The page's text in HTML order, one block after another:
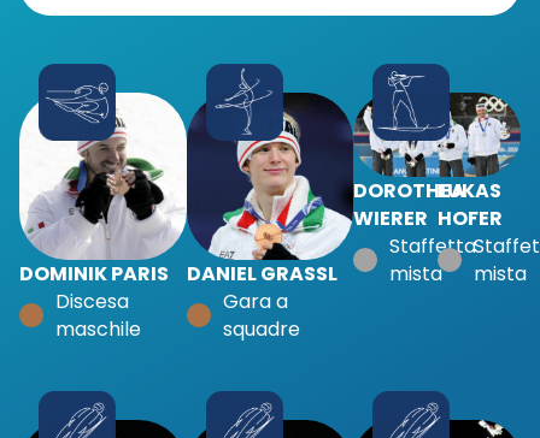
DOMINIK PARIS
Discesa
maschile
DOROTHEA
WIERER
Staffetta
mista
LUKAS
HOFER
mista
DANIEL GRASSL
Gara a
squadre